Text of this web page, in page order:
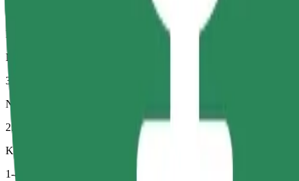
Didesni automobiliai, kuriuose daugiau erdvės kojoms ir lagaminams
Numatoma kelionės trukmė
38 min.
Numatomas atstumas
25,6 km
Keleiviai
1-4